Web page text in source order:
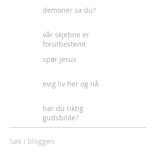
Søk i bloggen
demoner sa du?
vår skjebne er
forutbestemt
spør jesus
evig liv her og nå
har du riktig
gudsbilde?